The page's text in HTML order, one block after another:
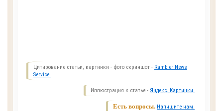
Цитирование статьи, картинки - фото скриншот - Rambler News
Service.
Иллюстрация к статье - Яндекс. Картинки.
Есть вопросы. Напишите нам.